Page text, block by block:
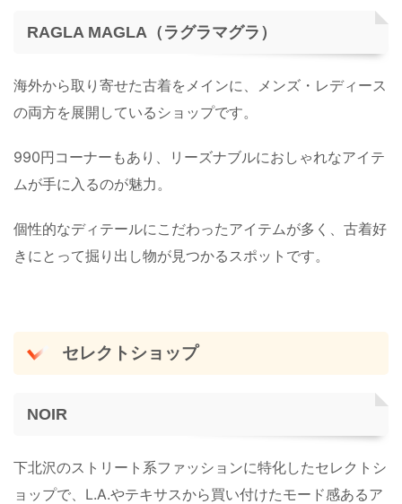
RAGLA MAGLA（ラグラマグラ）
海外から取り寄せた古着をメインに、メンズ・レディース
の両方を展開しているショップです。
990円コーナーもあり、リーズナブルにおしゃれなアイテ
ムが手に入るのが魅力。
個性的なディテールにこだわったアイテムが多く、古着好
きにとって掘り出し物が見つかるスポットです。
セレクトショップ
NOIR
下北沢のストリート系ファッションに特化したセレクトシ
ョップで、L.A.やテキサスから買い付けたモード感あるア